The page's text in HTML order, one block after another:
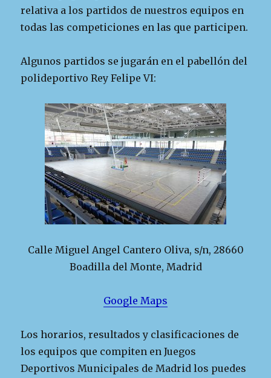
relativa a los partidos de nuestros equipos en
todas las competiciones en las que participen.
Algunos partidos se jugarán en el pabellón del
polideportivo Rey Felipe VI:
Calle Miguel Angel Cantero Oliva, s/n, 28660
Boadilla del Monte, Madrid
Google Maps
Los horarios, resultados y clasificaciones de
los equipos que compiten en Juegos
Deportivos Municipales de Madrid los puedes